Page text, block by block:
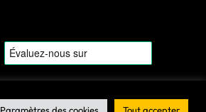
Paramètres des cookies Tout accepter